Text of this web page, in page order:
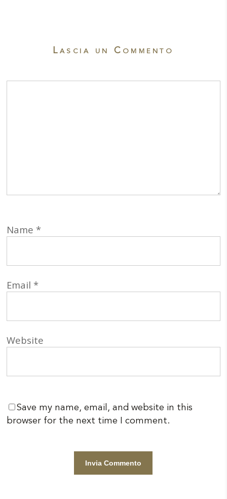
Lascia un Commento
Name *
Email *
Website
Save my name, email, and website in this
browser for the next time I comment.